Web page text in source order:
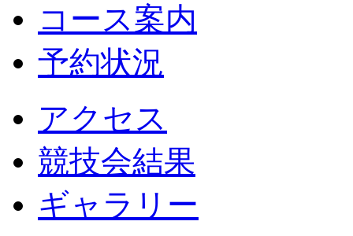
コース案内
予約状況
アクセス
競技会結果
ギャラリー